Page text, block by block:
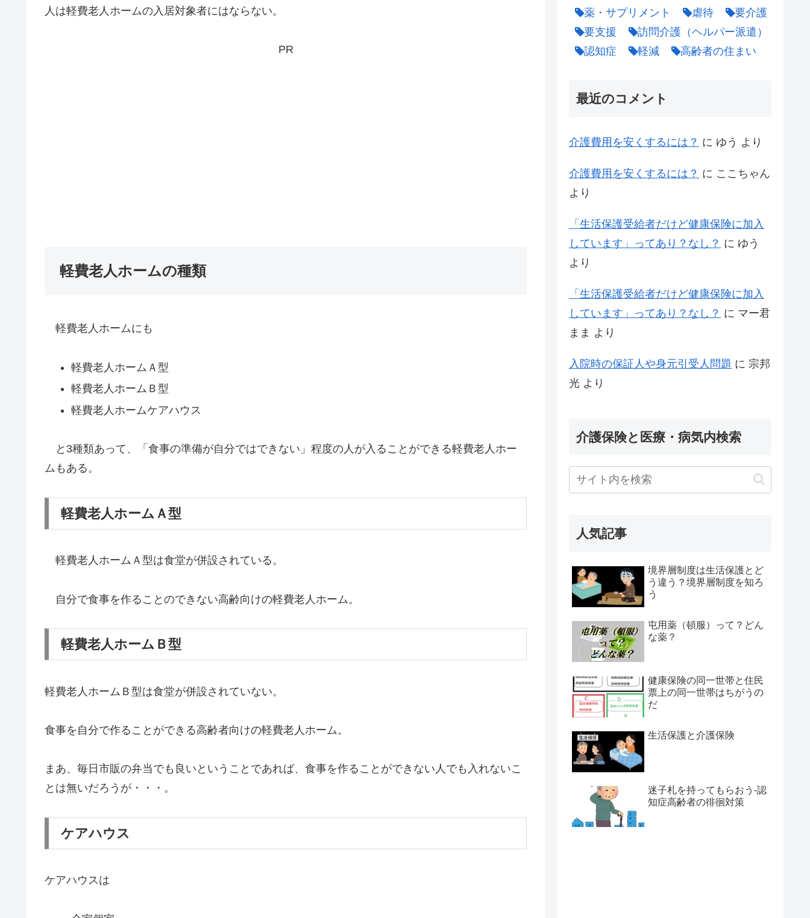
人は軽費老人ホームの入居対象者にはならない。
PR
軽費老人ホームの種類
軽費老人ホームにも
軽費老人ホームＡ型
軽費老人ホームＢ型
軽費老人ホームケアハウス
と3種類あって、「食事の準備が自分ではできない」程度の人が入ることができる軽費老人ホー
ムもある。
軽費老人ホームＡ型
軽費老人ホームＡ型は食堂が併設されている。
自分で食事を作ることのできない高齢向けの軽費老人ホーム。
軽費老人ホームＢ型
軽費老人ホームＢ型は食堂が併設されていない。
食事を自分で作ることができる高齢者向けの軽費老人ホーム。
まあ、毎日市販の弁当でも良いということであれば、食事を作ることができない人でも入れないこ
とは無いだろうが・・・。
ケアハウス
ケアハウスは
薬・サプリメント
虐待
要介護
要支援
訪問介護（ヘルパー派遣）
認知症
軽減 高齢者の住まい
最近のコメント
介護費用を安くするには？ に ゆう より
介護費用を安くするには？ に ここちゃん
より
「生活保護受給者だけど健康保険に加入
しています」ってあり？なし？ に ゆう
より
「生活保護受給者だけど健康保険に加入
しています」ってあり？なし？ に マー君
まま より
入院時の保証人や身元引受人問題 に 宗邦
光 より
介護保険と医療・病気内検索
人気記事
境界層制度は生活保護とど
う違う？境界層制度を知ろ
う
屯用薬（頓服）って？どん
な薬？
健康保険の同一世帯と住民
票上の同一世帯はちがうの
だ
生活保護と介護保険
迷子札を持ってもらおう-認
知症高齢者の徘徊対策